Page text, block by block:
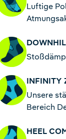
Luftige
INFINITY
Unsere
Bereich
HEEL